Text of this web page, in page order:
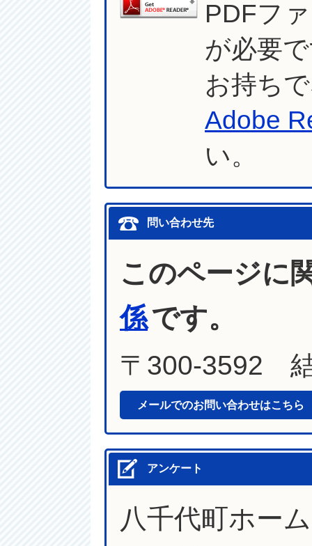
PDFフ
が必要
お持ち
Adobe
い。
問い合わせ先
このページに
係です。
〒300-3592
メールでのお問い合わせはこちら
アンケート
八千代町ホー